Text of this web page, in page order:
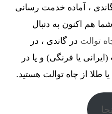
، آماده خدمت رسانی
هم اکنون به دنبال
توالت در گاندی ، در
یا فرنگی) و یا در
طلا از چاه توالت هستید.